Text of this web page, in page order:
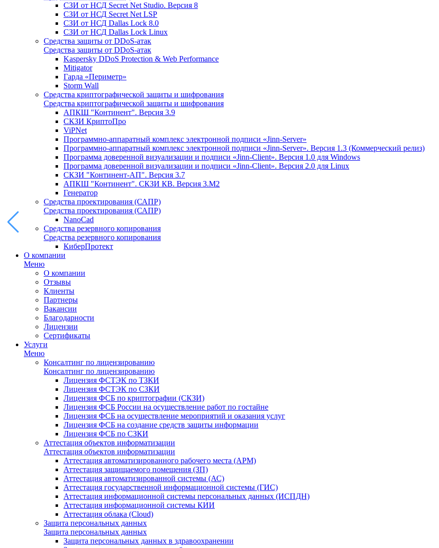
СЗИ от НСД Secret Net Studio. Версия 8
СЗИ от НСД Secret Net LSP
СЗИ от НСД Dallas Lock 8.0
СЗИ от НСД Dallas Lock Linux
Средства защиты от DDoS-атак
Средства защиты от DDoS-атак
Kaspersky DDoS Protection & Web Performance
Mitigator
Гарда «Периметр»
Storm Wall
Средства криптографической защиты и шифрования
Средства криптографической защиты и шифрования
АПКШ "Континент". Версия 3.9
СКЗИ КриптоПро
ViPNet
Программно-аппаратный комплекс электронной подписи «Jinn-Server»
Программно-аппаратный комплекс электронной подписи «Jinn-Server». Версия 1.3 (Коммерческий релиз)
Программа доверенной визуализации и подписи «Jinn-Client». Версия 1.0 для Windows
Программа доверенной визуализации и подписи «Jinn-Client». Версия 2.0 для Linux
СКЗИ "Континент-АП". Версия 3.7
АПКШ "Континент". СКЗИ КВ. Версия 3.М2
Генератор
Средства проектирования (САПР)
Средства проектирования (САПР)
NanoCad
Средства резервного копирования
Средства резервного копирования
КиберПротект
О компании
Меню
О компании
Отзывы
Клиенты
Партнеры
Вакансии
Благодарности
Лицензии
Сертификаты
Услуги
Меню
Консалтинг по лицензированию
Консалтинг по лицензированию
Лицензия ФСТЭК по ТЗКИ
Лицензия ФСТЭК по СЗКИ
Лицензия ФСБ по криптографии (СКЗИ)
Лицензия ФСБ России на осуществление работ по гостайне
Лицензия ФСБ на осуществление мероприятий и оказания услуг
Лицензия ФСБ на создание средств защиты информации
Лицензия ФСБ по СЗКИ
Аттестация объектов информатизации
Аттестация объектов информатизации
Аттестация автоматизированного рабочего места (АРМ)
Аттестация защищаемого помещения (ЗП)
Аттестация автоматизированной системы (АС)
Аттестация государственной информационной системы (ГИС)
Аттестация информационной системы персональных данных (ИСПДН)
Аттестация информационной системы КИИ
Аттестация облака (Cloud)
Защита персональных данных
Защита персональных данных
Защита персональных данных в здравоохранении